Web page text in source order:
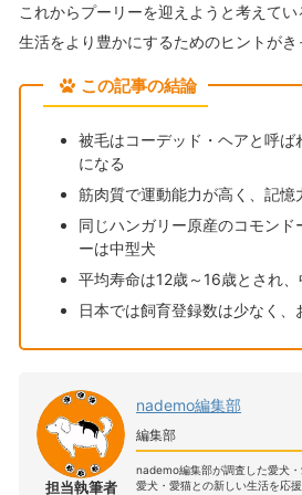
これからプーリーを迎えようと考えて
生活をより豊かにするためのヒントが
この記事の結論
被毛はコーデッド・ヘアと呼
になる
筋肉質で運動能力が高く、記
同じハンガリー原産のコモン
ーは中型犬
平均寿命は12歳～16歳とされ
日本では飼育登録数は少なく
担当執筆者
nademo編集部
編集部
nademo編集部が調査した愛犬
愛犬・愛猫との新しい生活を応